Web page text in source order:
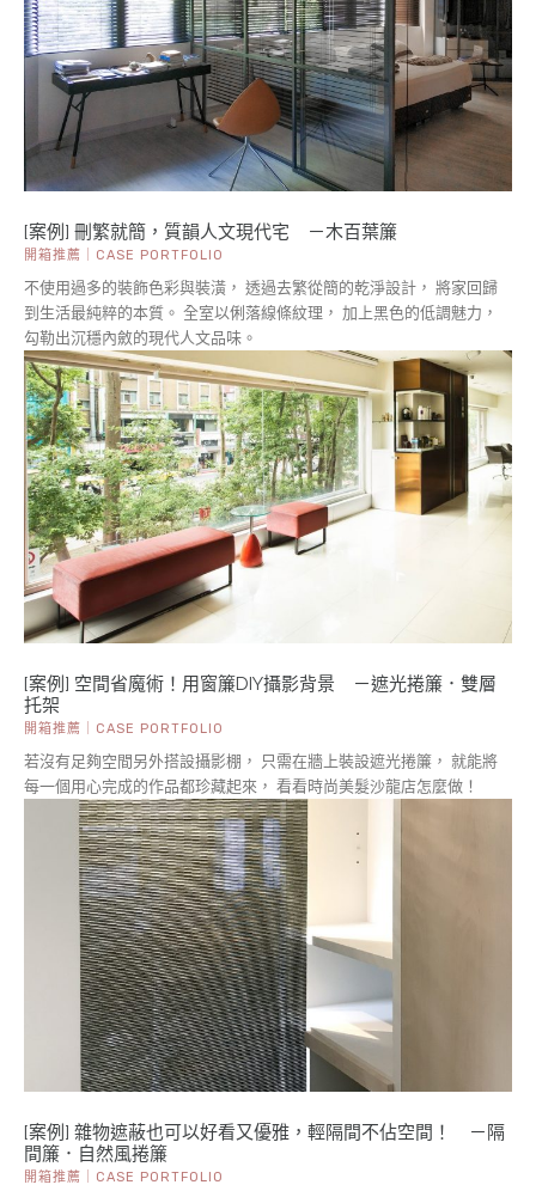
[案例] 刪繁就簡，質韻人文現代宅 －木百葉簾
開箱推薦｜CASE PORTFOLIO
不使用過多的裝飾色彩與裝潢， 透過去繁從簡的乾淨設計， 將家回歸
到生活最純粹的本質。 全室以俐落線條紋理， 加上黑色的低調魅力，
勾勒出沉穩內斂的現代人文品味。
[案例] 空間省魔術！用窗簾DIY攝影背景 －遮光捲簾．雙層
托架
開箱推薦｜CASE PORTFOLIO
若沒有足夠空間另外搭設攝影棚， 只需在牆上裝設遮光捲簾， 就能將
每一個用心完成的作品都珍藏起來， 看看時尚美髮沙龍店怎麼做！
[案例] 雜物遮蔽也可以好看又優雅，輕隔間不佔空間！ －隔
間簾．自然風捲簾
開箱推薦｜CASE PORTFOLIO